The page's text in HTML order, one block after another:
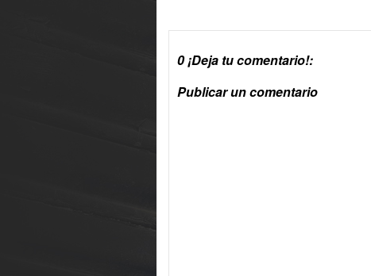
0 ¡Deja tu comentario!:
Publicar un comentario